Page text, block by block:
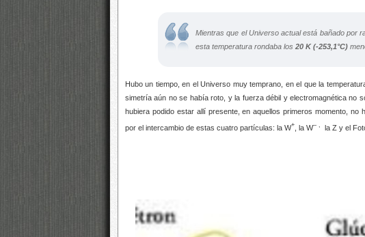
Mientras que el Universo actual está bañado por
esta temperatura rondaba los 20 K (-253,1°C)
Hubo un tiempo, en el Universo muy temprano, en el que la
simetría aún no se había roto, y la fuerza débil y electromagnética no
hubiera podido estar allí presente, en aquellos primeros momento,
por el intercambio de estas cuatro partículas: la W+ , la W– , la Z y el